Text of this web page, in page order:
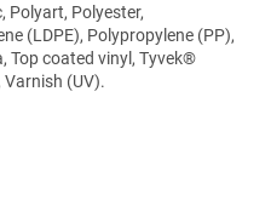
Polyart, Polyester,
(LDPE), Polypropylene (PP),
Top coated vinyl, Tyvek®
(UV).